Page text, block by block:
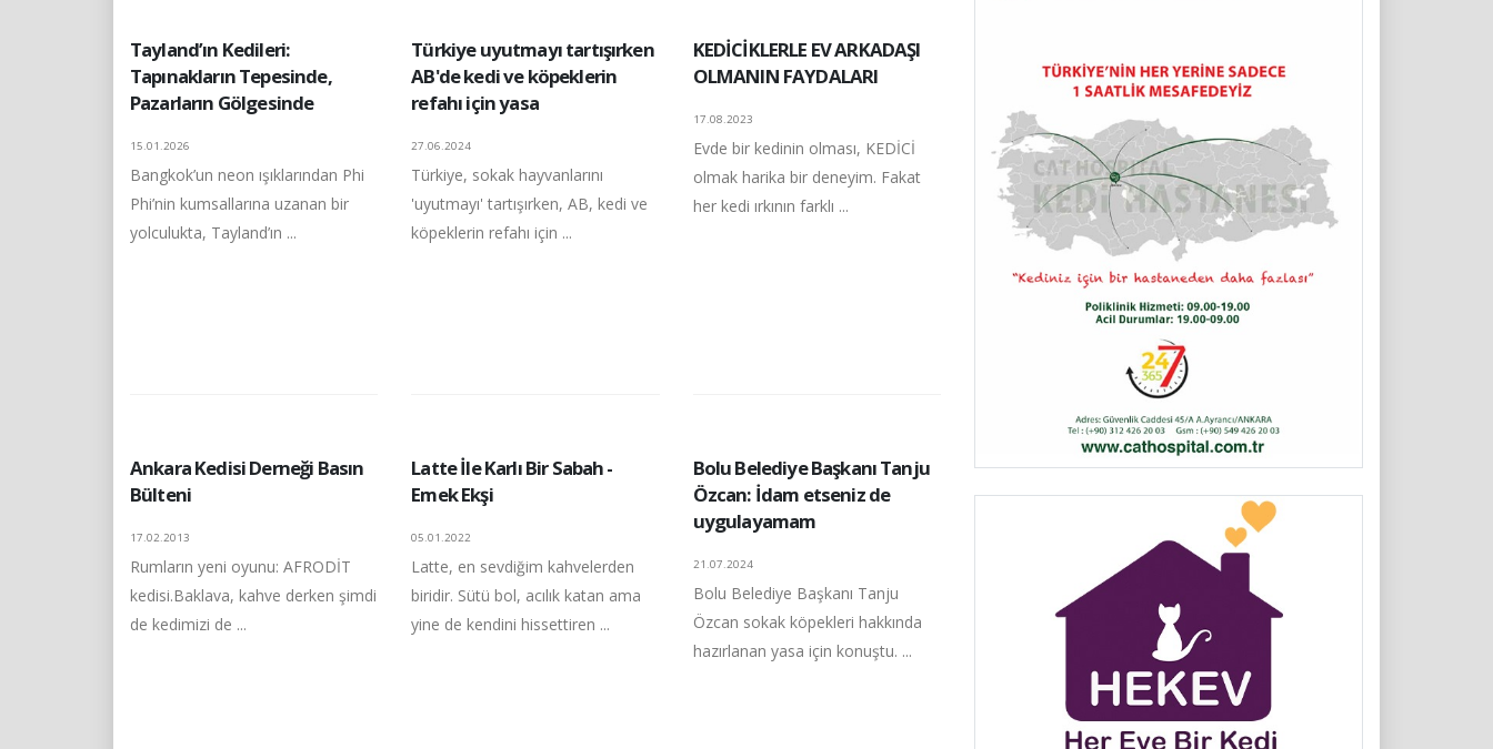
Tayland’ın Kedileri:
Tapınakların Tepesinde,
Pazarların Gölgesinde
15.01.2026
Bangkok’un neon ışıklarından Phi
Phi’nin kumsallarına uzanan bir
yolculukta, Tayland’ın ...
Türkiye uyutmayı tartışırken
AB'de kedi ve köpeklerin
refahı için yasa
27.06.2024
Türkiye, sokak hayvanlarını
'uyutmayı' tartışırken, AB, kedi ve
köpeklerin refahı için ...
KEDİCİKLERLE EV ARKADAŞI
OLMANIN FAYDALARI
17.08.2023
Evde bir kedinin olması, KEDİCİ
olmak harika bir deneyim. Fakat
her kedi ırkının farklı ...
Ankara Kedisi Derneği Basın
Bülteni
17.02.2013
Rumların yeni oyunu: AFRODİT
kedisi.Baklava, kahve derken şimdi
de kedimizi de ...
Latte İle Karlı Bir Sabah -
Emek Ekşi
05.01.2022
Latte, en sevdiğim kahvelerden
biridir. Sütü bol, acılık katan ama
yine de kendini hissettiren ...
Bolu Belediye Başkanı Tanju
Özcan: İdam etseniz de
uygulayamam
21.07.2024
Bolu Belediye Başkanı Tanju
Özcan sokak köpekleri hakkında
hazırlanan yasa için konuştu. ...